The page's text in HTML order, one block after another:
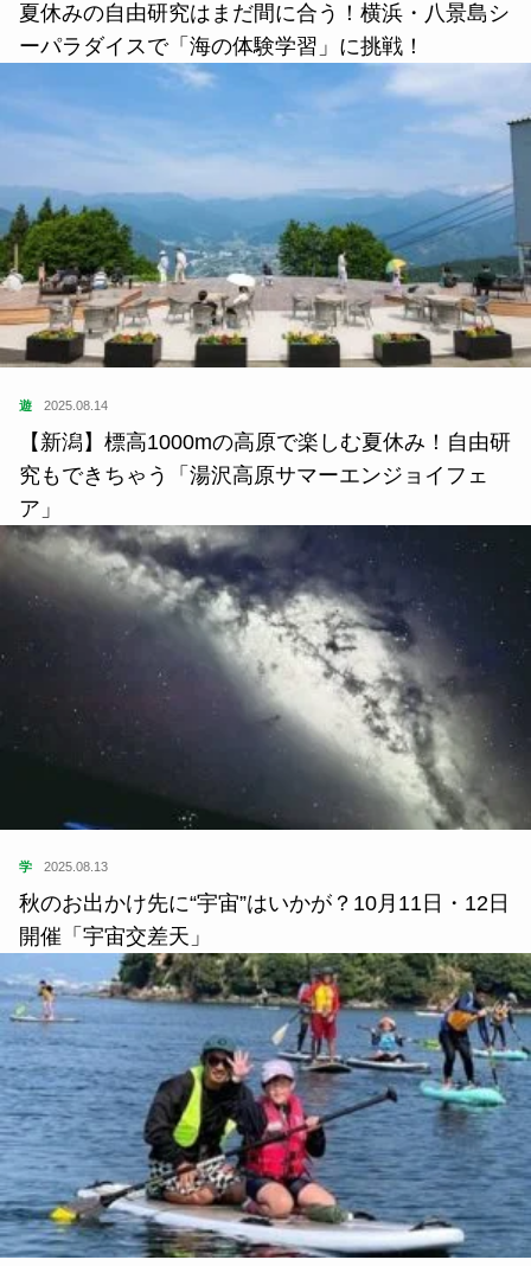
夏休みの自由研究はまだ間に合う！横浜・八景島シ
ーパラダイスで「海の体験学習」に挑戦！
遊 2025.08.14
【新潟】標高1000mの高原で楽しむ夏休み！自由研
究もできちゃう「湯沢高原サマーエンジョイフェ
ア」
学 2025.08.13
秋のお出かけ先に“宇宙”はいかが？10月11日・12日
開催「宇宙交差天」